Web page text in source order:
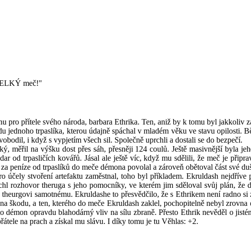
meč!"
pro přítele svého národa, barbara Ethrika. Ten, aniž by k tomu byl jakkoliv
jednoho trpaslíka, kterou údajně spáchal v mladém věku ve stavu opilosti.
i když s vypjetím všech sil. Společně uprchli a dostali se do bezpečí.
měřil na výšku dost přes sáh, přesněji 124 coulů. Ještě masivnější byla
od trpasličích kovářů. Jásal ale ještě víc, když mu sdělili, že meč je
peníze od trpaslíků do meče démona povolal a zároveň obětoval část své
účely stvoření artefaktu zaměstnal, toho byl příkladem. Ekruldash
rozhovor theruga s jeho pomocníky, ve kterém jim sděloval svůj plán, že
samotnému. Ekruldashe to přesvědčilo, že s Ethrikem není radno si
škodu, a ten, kterého do meče Ekruldash zaklel, pochopitelně nebyl
opravdu blahodárný vliv na sílu zbraně. Přesto Ethrik nevěděl o
na prach a získal mu slávu. I díky tomu je tu Věhlas: +2.